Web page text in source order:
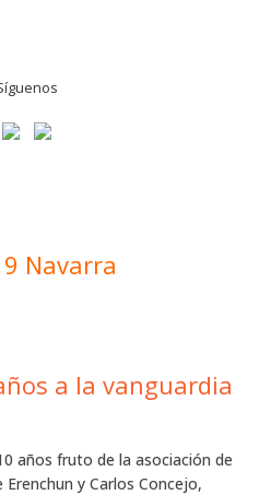
Navarra
a la vanguardia
años fruto de la asociación de
y Carlos Concejo,